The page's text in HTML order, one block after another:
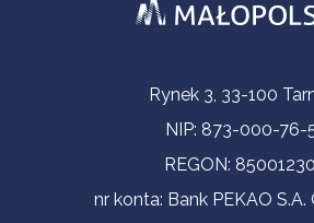
Informacje kontaktowe
Rynek 3, 33-100
NIP: 873-000-76-
REGON:
nr konta: Bank PEKAO